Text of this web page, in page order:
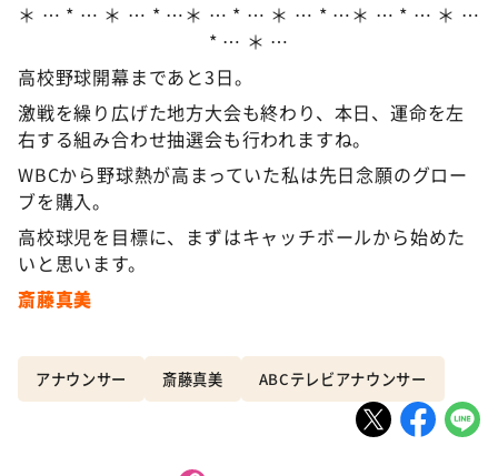
アナ回覧板
＊ … * … ＊ … * …＊ … * … ＊ … * …＊ … * … ＊ …
* … ＊ …
高校野球開幕まであと3日。
激戦を繰り広げた地方大会も終わり、本日、運命を左
右する組み合わせ抽選会も行われますね。
WBCから野球熱が高まっていた私は先日念願のグロー
ブを購入。
高校球児を目標に、まずはキャッチボールから始めた
いと思います。
斎藤真美
アナウンサー 斎藤真美 ABCテレビアナウンサー